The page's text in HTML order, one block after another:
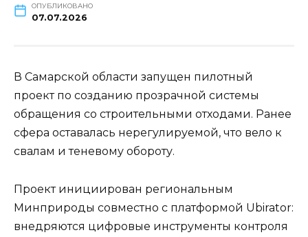
ОПУБЛИКОВАНО
07.07.2026
В Самарской области запущен пилотный
проект по созданию прозрачной системы
обращения со строительными отходами. Ранее
сфера оставалась нерегулируемой, что вело к
свалам и теневому обороту.
Проект инициирован региональным
Минприроды совместно с платформой Ubirator:
внедряются цифровые инструменты контроля